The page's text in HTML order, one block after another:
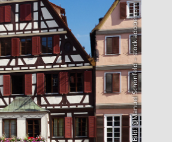
Bild: @Manuel Schönfeld – stock.adobe.com